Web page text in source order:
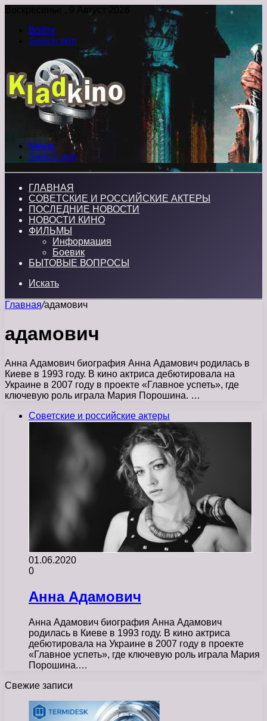
Воскресенье , 9 Август 2026
Войти
Switch skin
Меню
Switch skin
ГЛАВНАЯ
СОВЕТСКИЕ И РОССИЙСКИЕ АКТЕРЫ
ПОСЛЕДНИЕ НОВОСТИ
НОВОСТИ КИНО
ФИЛЬМЫ
Информация
Боевик
БЫТОВЫЕ ВОПРОСЫ
Искать
Главная/адамович
адамович
Анна Адамович биография Анна Адамович родилась в
Киеве в 1993 году. В кино актриса дебютировала на
Украине в 2007 году в проекте «Главное успеть», где
ключевую роль играла Мария Порошина. …
Советские и российские актеры
01.06.2020
0
Анна Адамович
Анна Адамович биография Анна Адамович
родилась в Киеве в 1993 году. В кино актриса
дебютировала на Украине в 2007 году в проекте
«Главное успеть», где ключевую роль играла Мария
Порошина.…
Свежие записи